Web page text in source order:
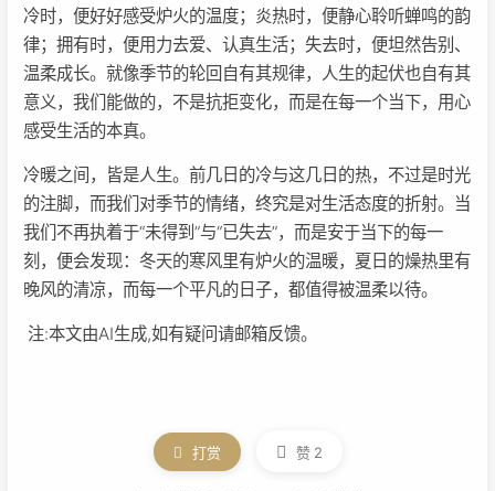
冷时，便好好感受炉火的温度；炎热时，便静心聆听蝉鸣的韵
律；拥有时，便用力去爱、认真生活；失去时，便坦然告别、
温柔成长。就像季节的轮回自有其规律，人生的起伏也自有其
意义，我们能做的，不是抗拒变化，而是在每一个当下，用心
感受生活的本真。
冷暖之间，皆是人生。前几日的冷与这几日的热，不过是时光
的注脚，而我们对季节的情绪，终究是对生活态度的折射。当
我们不再执着于“未得到”与“已失去”，而是安于当下的每一
刻，便会发现：冬天的寒风里有炉火的温暖，夏日的燥热里有
晚风的清凉，而每一个平凡的日子，都值得被温柔以待。
注:本文由AI生成,如有疑问请邮箱反馈。
打赏 赞 2